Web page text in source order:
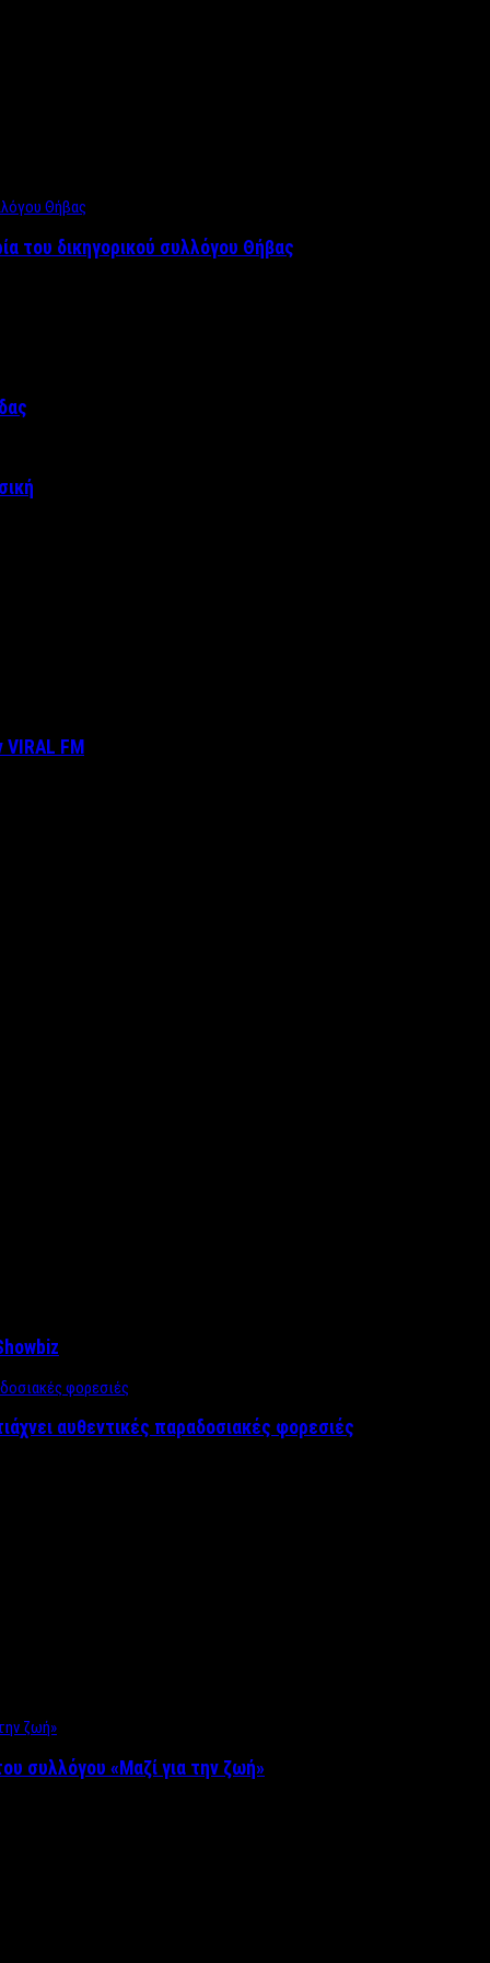
του δικηγορικού συλλόγου Θήβας
FM
αυθεντικές παραδοσιακές φορεσιές
συλλόγου «Μαζί για την ζωή»